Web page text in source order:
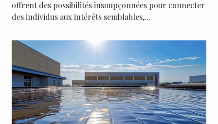
offrent des possibilités insoupçonnées pour connecter
des individus aux intérêts semblables,...